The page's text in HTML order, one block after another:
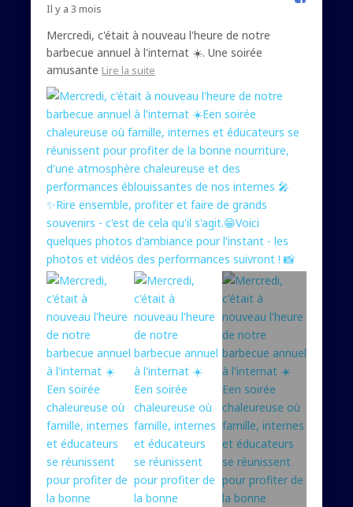
Il y a 3 mois
Mercredi, c'était à nouveau l'heure de notre
barbecue annuel à l'internat ☀️. Une soirée
amusante Lire la suite